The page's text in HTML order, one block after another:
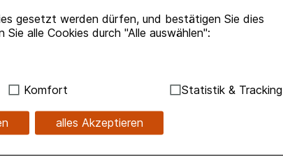
gesetzt werden dürfen, und bestätigen Sie dies
alle Cookies durch "Alle auswählen":
um Cookies, die für die Grundfunktionen unserer
Komfort Statistik & Tracking
alles Akzeptieren
in Zusammenhang mit
oder bei
zung
sowie bei langen
fristiger Anwendung